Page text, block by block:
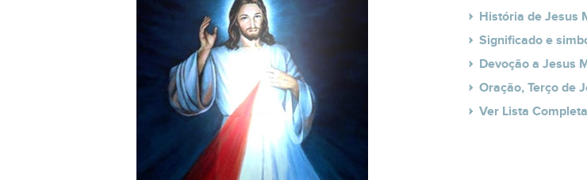
História de Jesus
Significado e
Devoção a Jesus
Oração, Terço de
Ver Lista